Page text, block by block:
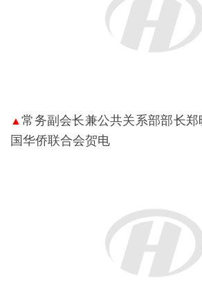
▲常务副会长兼公共关系部部长郑
国华侨联合会贺电